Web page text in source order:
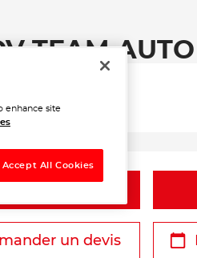
TEAM AUTO
un devis
enhance site
Accept All Cookies